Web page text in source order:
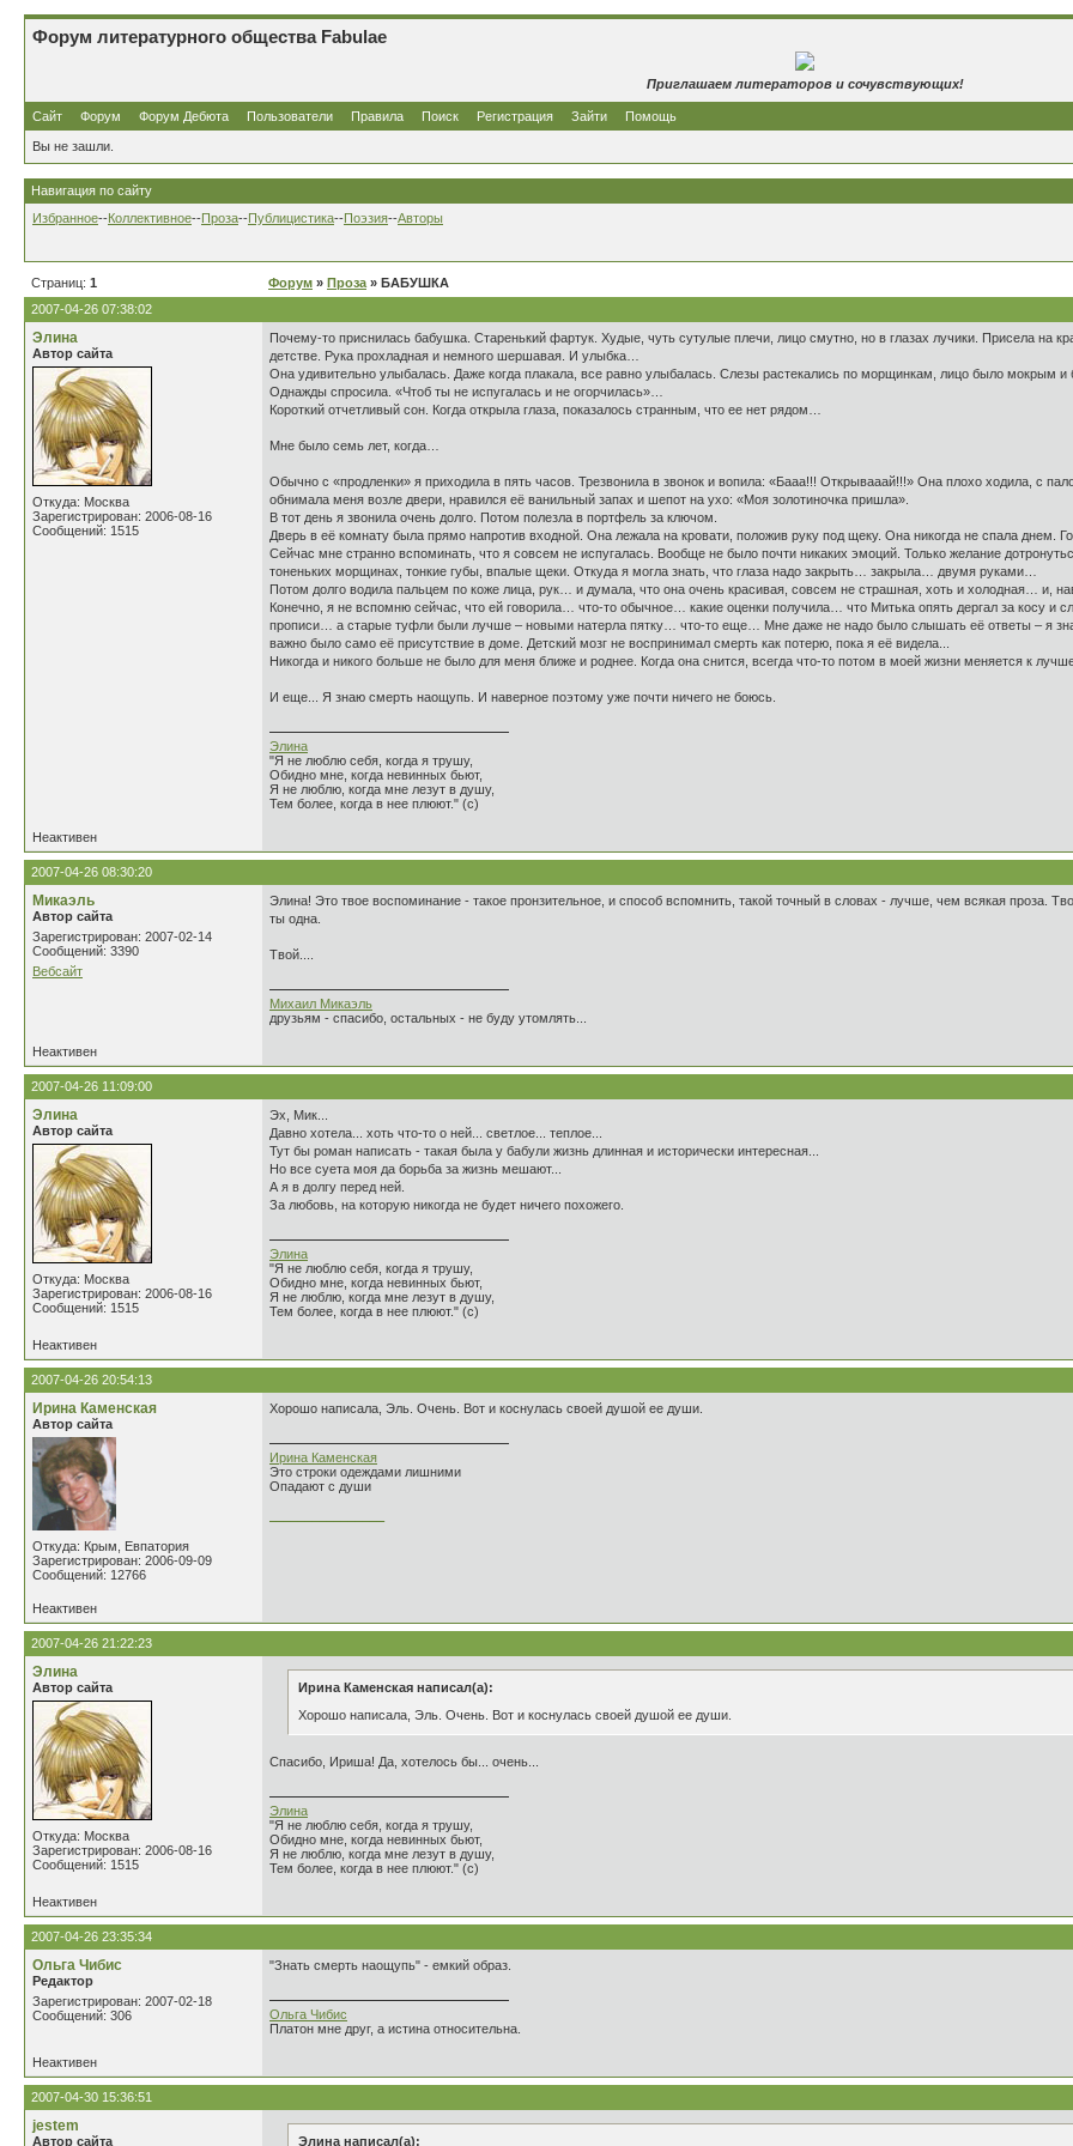
Форум литературного общества Fabulae
Приглашаем литераторов и сочувствующих!
Сайт Форум Форум Дебюта Пользователи Правила Поиск Регистрация Зайти Помощь
Вы не зашли.
Навигация по сайту
Избранное--Коллективное--Проза--Публицистика--Поэзия--Авторы
Страниц: 1 Форум » Проза » БАБУШКА
2007-04-26 07:38:02
Элина
Автор сайта
Откуда: Москва
Зарегистрирован: 2006-08-16
Сообщений: 1515
Почему-то приснилась бабушка. Старенький фартук. Худые, чуть сутулые плечи, лицо смутно, но в глазах лучики. Присела на
детстве. Рука прохладная и немного шершавая. И улыбка…
Она удивительно улыбалась. Даже когда плакала, все равно улыбалась. Слезы растекались по морщинкам, лицо было мокрым и
Однажды спросила. «Чтоб ты не испугалась и не огорчилась»…
Короткий отчетливый сон. Когда открыла глаза, показалось странным, что ее нет рядом…
Мне было семь лет, когда…
Обычно с «продленки» я приходила в пять часов. Трезвонила в звонок и вопила: «Бааа!!! Открывааай!!!» Она плохо ходила, с
обнимала меня возле двери, нравился её ванильный запах и шепот на ухо: «Моя золотиночка пришла».
В тот день я звонила очень долго. Потом полезла в портфель за ключом.
Дверь в её комнату была прямо напротив входной. Она лежала на кровати, положив руку под щеку. Она никогда не спала днем.
Сейчас мне странно вспоминать, что я совсем не испугалась. Вообще не было почти никаких эмоций. Только желание
тоненьких морщинах, тонкие губы, впалые щеки. Откуда я могла знать, что глаза надо закрыть… закрыла… двумя руками…
Потом долго водила пальцем по коже лица, рук… и думала, что она очень красивая, совсем не страшная, хоть и холодная… и,
Конечно, я не вспомню сейчас, что ей говорила… что-то обычное… какие оценки получила… что Митька опять дергал за косу
прописи… а старые туфли были лучше – новыми натерла пятку… что-то еще… Мне даже не надо было слышать её ответы – я
важно было само её присутствие в доме. Детский мозг не воспринимал смерть как потерю, пока я её видела...
Никогда и никого больше не было для меня ближе и роднее. Когда она снится, всегда что-то потом в моей жизни меняется к
И еще... Я знаю смерть наощупь. И наверное поэтому уже почти ничего не боюсь.
Элина
"Я не люблю себя, когда я трушу,
Обидно мне, когда невинных бьют,
Я не люблю, когда мне лезут в душу,
Тем более, когда в нее плюют." (с)
Неактивен
2007-04-26 08:30:20
Микаэль
Автор сайта
Зарегистрирован: 2007-02-14
Сообщений: 3390
Вебсайт
Элина! Это твое воспоминание - такое пронзительное, и способ вспомнить, такой точный в словах - лучше, чем всякая проза.
ты одна.
Твой....
Михаил Микаэль
друзьям - спасибо, остальных - не буду утомлять...
Неактивен
2007-04-26 11:09:00
Элина
Автор сайта
Откуда: Москва
Зарегистрирован: 2006-08-16
Сообщений: 1515
Эх, Мик...
Давно хотела... хоть что-то о ней... светлое... теплое...
Тут бы роман написать - такая была у бабули жизнь длинная и исторически интересная...
Но все суета моя да борьба за жизнь мешают...
А я в долгу перед ней.
За любовь, на которую никогда не будет ничего похожего.
Элина
"Я не люблю себя, когда я трушу,
Обидно мне, когда невинных бьют,
Я не люблю, когда мне лезут в душу,
Тем более, когда в нее плюют." (с)
Неактивен
2007-04-26 20:54:13
Ирина Каменская
Автор сайта
Откуда: Крым, Евпатория
Зарегистрирован: 2006-09-09
Сообщений: 12766
Хорошо написала, Эль. Очень. Вот и коснулась своей душой ее души.
Ирина Каменская
Это строки одеждами лишними
Опадают с души
Неактивен
2007-04-26 21:22:23
Элина
Автор сайта
Откуда: Москва
Зарегистрирован: 2006-08-16
Сообщений: 1515
Ирина Каменская написал(а):
Хорошо написала, Эль. Очень. Вот и коснулась своей душой ее души.
Спасибо, Ириша! Да, хотелось бы... очень...
Элина
"Я не люблю себя, когда я трушу,
Обидно мне, когда невинных бьют,
Я не люблю, когда мне лезут в душу,
Тем более, когда в нее плюют." (с)
Неактивен
2007-04-26 23:35:34
Ольга Чибис
Редактор
Зарегистрирован: 2007-02-18
Сообщений: 306
"Знать смерть наощупь" - емкий образ.
Ольга Чибис
Платон мне друг, а истина относительна.
Неактивен
2007-04-30 15:36:51
jestem
Автор сайта Элина написал(а):